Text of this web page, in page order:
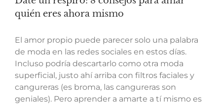
quién eres ahora mismo
El amor propio puede parecer solo una palabra
de moda en las redes sociales en estos días.
Incluso podría descartarlo como otra moda
superficial, justo ahí arriba con filtros faciales y
cangureras (es broma, las cangureras son
geniales). Pero aprender a amarte a tí mismo es